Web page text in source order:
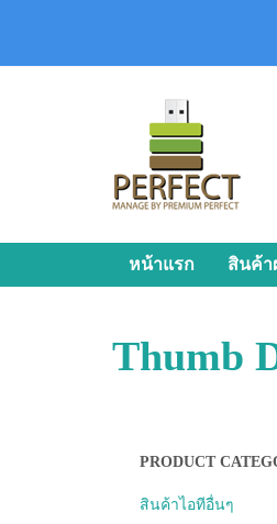
หน้าแรก สินค้า
Thumb
PRODUCT
สินค้าไอทีอื่นๆ